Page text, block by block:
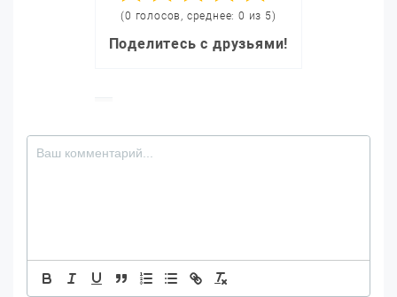
(0 голосов, среднее: 0 из 5)
Поделитесь с друзьями!